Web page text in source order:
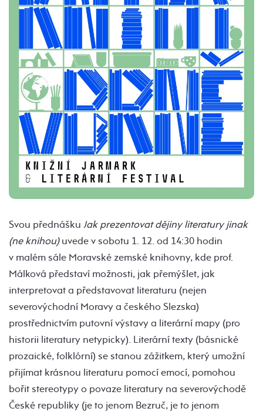
Svou přednášku Jak prezentovat dějiny literatury jinak
(ne knihou)uvede v sobotu 1. 12. od 14:30 hodin
v malém sále Moravské zemské knihovny, kde prof.
Málková představí možnosti, jak přemýšlet, jak
interpretovat a představovat literaturu (nejen
severovýchodní Moravy a českého Slezska)
prostřednictvím putovní výstavy a literární mapy (pro
historii literatury netypicky). Literární texty (básnické
prozaické, folklórní) se stanou zážitkem, který umožní
přijímat krásnou literaturu pomocí emocí, pomohou
bořit stereotypy o povaze literatury na severovýchodě
České republiky (je to jenom Bezruč, je to jenom